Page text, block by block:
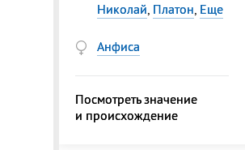
Николай, Платон, Еще
Анфиса
Посмотреть значение
и происхождение